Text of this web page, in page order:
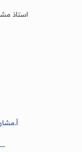
استاذ